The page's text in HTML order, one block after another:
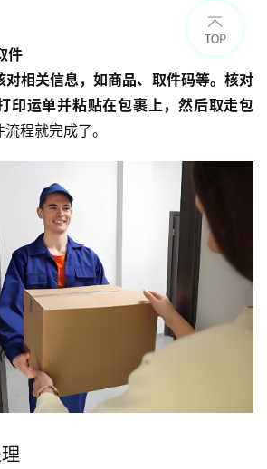
件
对相关信息，如商品、取件码等。核对
印运单并粘贴在包裹上，然后取走包
程就完成了。